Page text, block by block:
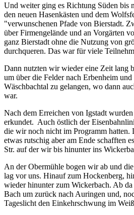
Und weiter ging es Richtung Süden bis
den neuen Hasenkästen und dem
"verwunschenen Pfade von Bierstadt.
über Firmengelände und an Vorgärten
ganz Bierstadt ohne die Nutzung von
durchqueren. Das war für viele
Dann nutzten wir wieder eine Zeit lang
um über die Felder nach Erbenheim und
Wäschbachtal zu gelangen, wo dann
war.
Nach dem Erreichen von Igstadt
erkundet. Auch östlich der
die wir noch nicht im Programm hatten.
etwas rutschig aber am Ende schafften
Str. auf der wir bis hinunter ins
An der Obermühle bogen wir ab und
lag vor uns. Hinauf zum Hockenberg,
wieder hinunter zum Wickerbach. Ab
Bach um zurück nach Auringen und,
Tageslicht den Einkehrschwung im